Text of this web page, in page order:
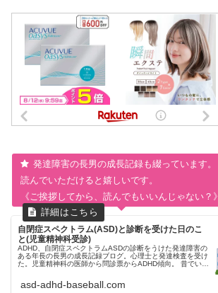
発達障害の長男の成長記録も綴っています。
読んでいただけると嬉しいです。
《ご挨拶してから、読んでもいいんじゃない？》
自閉症スペクトラム(ASD)と診断を受けた日のこ
と(児童精神科受診)
ADHD、自閉症スペクトラムASDの診断をうけた発達障害の
ある年長の長男の成長記録ブログ。心理士と発達検査を受け
た。児童精神科の医師から問診票からADHD傾向。 昔でいえ
名がつく。新版k式発達検査の結果を分析する。
asd-adhd-baseball.com